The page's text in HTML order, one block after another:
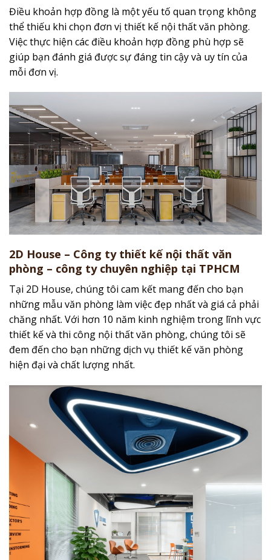
Điều khoản hợp đồng là một yếu tố quan trọng không
thể thiếu khi chọn đơn vị thiết kế nội thất văn phòng.
Việc thực hiện các điều khoản hợp đồng phù hợp sẽ
giúp bạn đánh giá được sự đáng tin cậy và uy tín của
mỗi đơn vị.
2D House – Công ty thiết kế nội thất văn
phòng – công ty chuyên nghiệp tại TPHCM
Tại 2D House, chúng tôi cam kết mang đến cho bạn
những mẫu văn phòng làm việc đẹp nhất và giá cả phải
chăng nhất. Với hơn 10 năm kinh nghiệm trong lĩnh vực
thiết kế và thi công nội thất văn phòng, chúng tôi sẽ
đem đến cho bạn những dịch vụ thiết kế văn phòng
hiện đại và chất lượng nhất.